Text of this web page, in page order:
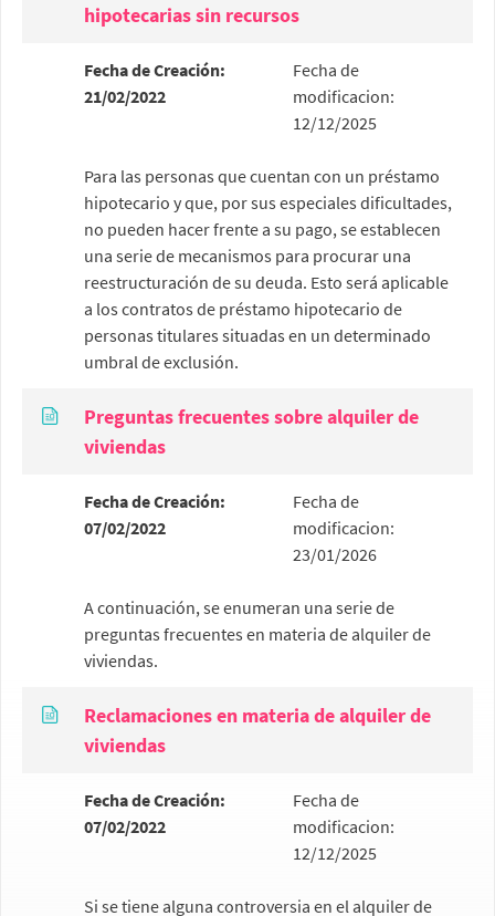
hipotecarias sin recursos
Fecha de Creación:
21/02/2022
Fecha de
modificacion:
12/12/2025
Para las personas que cuentan con un préstamo
hipotecario y que, por sus especiales dificultades,
no pueden hacer frente a su pago, se establecen
una serie de mecanismos para procurar una
reestructuración de su deuda. Esto será aplicable
a los contratos de préstamo hipotecario de
personas titulares situadas en un determinado
umbral de exclusión.
Preguntas frecuentes sobre alquiler de
viviendas
Fecha de Creación:
07/02/2022
Fecha de
modificacion:
23/01/2026
A continuación, se enumeran una serie de
preguntas frecuentes en materia de alquiler de
viviendas.
Reclamaciones en materia de alquiler de
viviendas
Fecha de Creación:
07/02/2022
Fecha de
modificacion:
12/12/2025
Si se tiene alguna controversia en el alquiler de